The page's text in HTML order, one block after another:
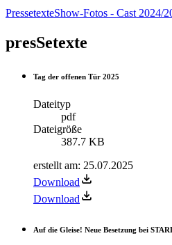
PressetexteShow-Fotos - Cast 2024/
presSetexte
Tag der offenen Tür 2025
Dateityp
pdf
Dateigröße
387.7 KB
erstellt am: 25.07.2025
Download
Download
Auf die Gleise! Neue Besetzung bei